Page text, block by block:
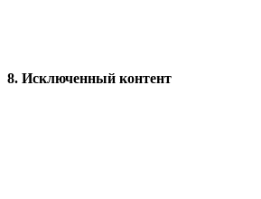
8. Исключенный контент